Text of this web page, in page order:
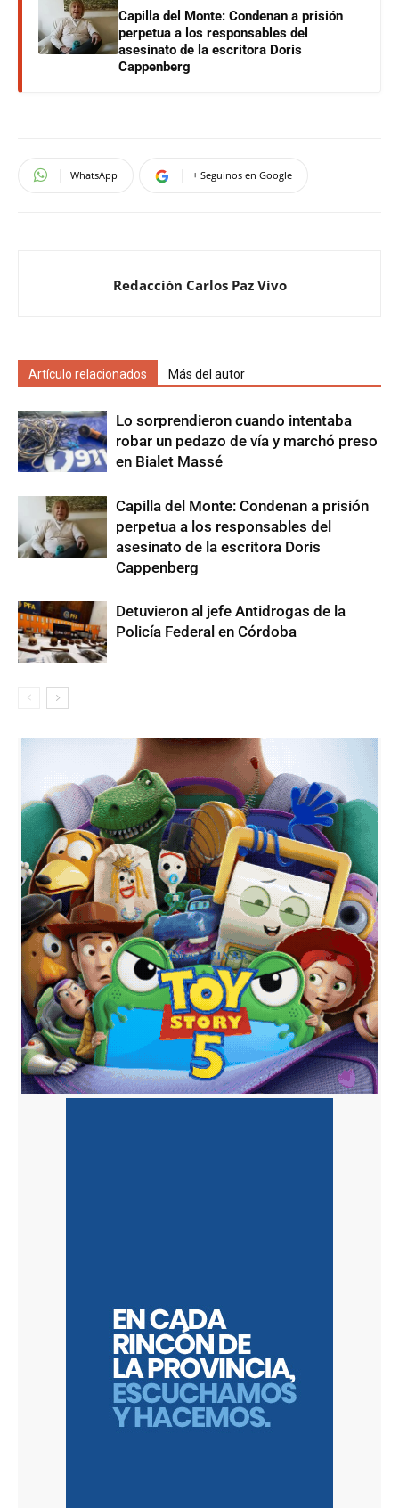
Capilla del Monte: Condenan a prisión
perpetua a los responsables del
asesinato de la escritora Doris
Cappenberg
WhatsApp + Seguinos en Google
Redacción Carlos Paz Vivo
Artículo relacionados Más del autor
Lo sorprendieron cuando intentaba
robar un pedazo de vía y marchó preso
en Bialet Massé
Capilla del Monte: Condenan a prisión
perpetua a los responsables del
asesinato de la escritora Doris
Cappenberg
Detuvieron al jefe Antidrogas de la
Policía Federal en Córdoba